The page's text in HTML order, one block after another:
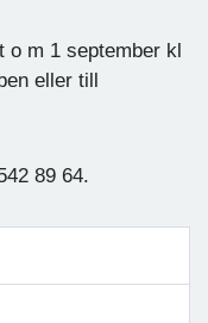
t o m 1 september kl
eller till
89 64.